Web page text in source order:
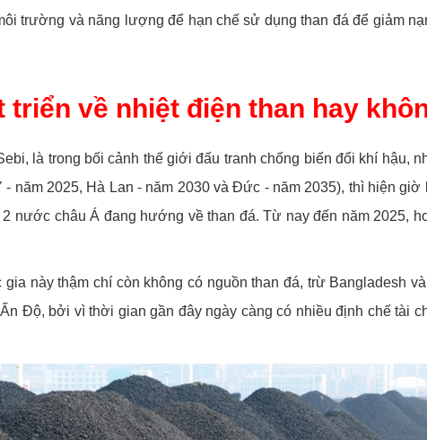
trường và năng lượng để hạn chế sử dụng than đá để giảm
về nhiệt điện than hay
là trong bối cảnh thế giới đấu tranh chống biến đổi khí hậu,
- năm 2025, Hà Lan - năm 2030 và Đức - năm 2035), thì hiện
nước châu Á đang hướng về than đá. Từ nay đến năm 2025,
này thậm chí còn không có nguồn than đá, trừ Bangladesh
Độ, bởi vì thời gian gần đây ngày càng có nhiều định chế tài